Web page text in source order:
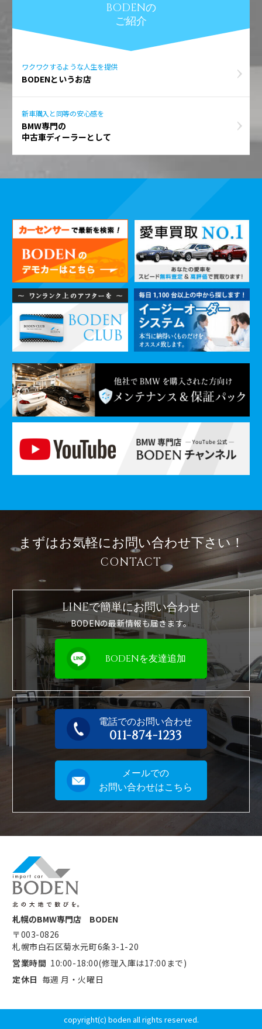
BODENの
ご紹介
ワクワクするような人生を提供
BODENというお店
新車購入と同等の安心感を
BMW専門の
中古車ディーラーとして
まずはお気軽にお問い合わせ下さい！
CONTACT
LINEで簡単にお問い合わせ
BODENの最新情報も届きます。
BODENを友達追加
電話でのお問い合わせ
011-874-1233
メールでの
お問い合わせはこちら
札幌のBMW専門店 BODEN
〒003-0826
札幌市白石区菊水元町6条3-1-20
営業時間 10:00-18:00(修理入庫は17:00まで)
定休日 毎週 月・火曜日
copyright(c) boden all rights reserved.